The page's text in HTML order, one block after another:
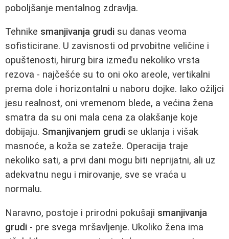
poboljšanje mentalnog zdravlja.
Tehnike smanjivanja grudi su danas veoma
sofisticirane. U zavisnosti od prvobitne veličine i
opuštenosti, hirurg bira između nekoliko vrsta
rezova - najčešće su to oni oko areole, vertikalni
prema dole i horizontalni u naboru dojke. Iako ožiljci
jesu realnost, oni vremenom blede, a većina žena
smatra da su oni mala cena za olakšanje koje
dobijaju. Smanjivanjem grudi se uklanja i višak
masnoće, a koža se zateže. Operacija traje
nekoliko sati, a prvi dani mogu biti neprijatni, ali uz
adekvatnu negu i mirovanje, sve se vraća u
normalu.
Naravno, postoje i prirodni pokušaji smanjivanja
grudi - pre svega mršavljenje. Ukoliko žena ima